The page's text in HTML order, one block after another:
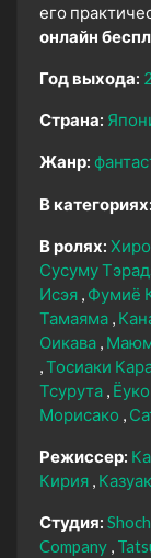
его
онлайн
Год выхода:
Страна:
Жанр:
В категориях:
В ролях:
Сусуму
Исэя Фумиё
Тамаяма
Оикава
Тосиаки
Тсурута
Морисако
Режиссер:
Кирия
Студия:
Company